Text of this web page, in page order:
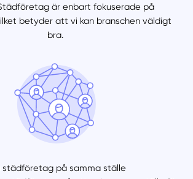
Få hjälp
är enbart fokuserade på
betyder att vi kan branschen väldigt
bra.
städföretag på samma ställe